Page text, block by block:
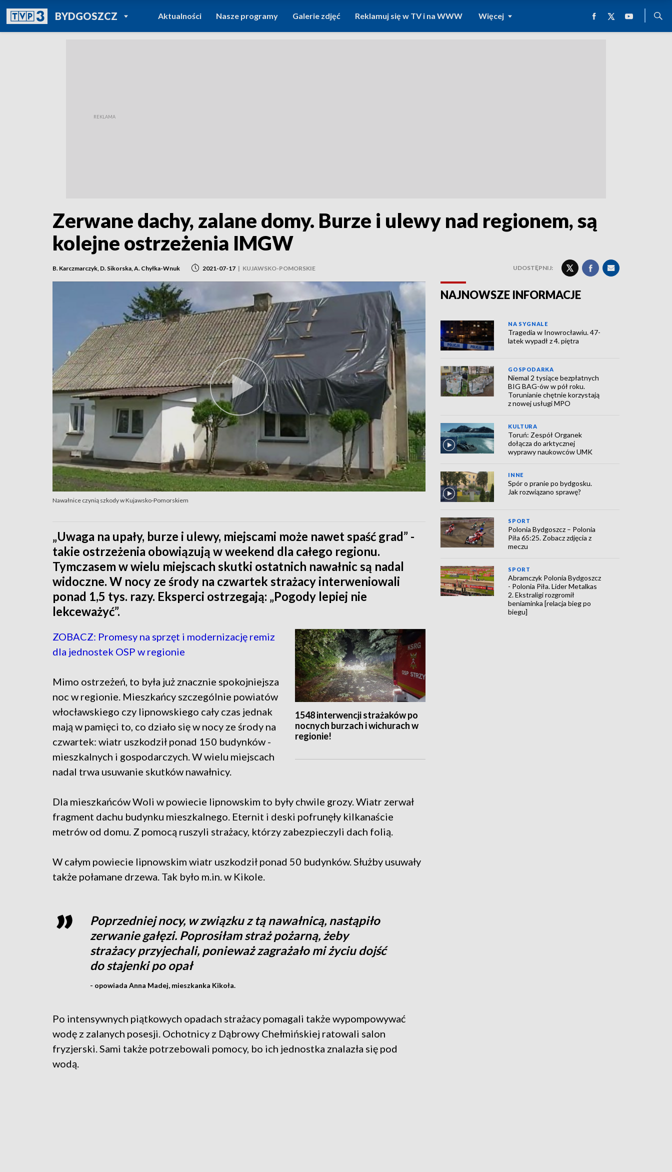
BYDGOSZCZPOWRÓT DO
TVP REGIONY
Aktualności Nasze programy Galerie zdjęć Reklamuj się w TV i na WWW Więcej
Zerwane dachy, zalane domy. Burze i ulewy nad regionem, są
kolejne ostrzeżenia IMGW
B. Karczmarczyk, D. Sikorska, A. Chyłka-Wnuk 2021-07-17 | KUJAWSKO-POMORSKIE UDOSTĘPNIJ:
Nawałnice czynią szkody w Kujawsko-Pomorskiem
„Uwaga na upały, burze i ulewy, miejscami może nawet spaść grad” -
takie ostrzeżenia obowiązują w weekend dla całego regionu.
Tymczasem w wielu miejscach skutki ostatnich nawałnic są nadal
widoczne. W nocy ze środy na czwartek strażacy interweniowali
ponad 1,5 tys. razy. Eksperci ostrzegają: „Pogody lepiej nie
lekceważyć”.
1548 interwencji strażaków po
nocnych burzach i wichurach w
regionie!
ZOBACZ: Promesy na sprzęt i modernizację remiz
dla jednostek OSP w regionie
Mimo ostrzeżeń, to była już znacznie spokojniejsza
noc w regionie. Mieszkańcy szczególnie powiatów
włocławskiego czy lipnowskiego cały czas jednak
mają w pamięci to, co działo się w nocy ze środy na
czwartek: wiatr uszkodził ponad 150 budynków -
mieszkalnych i gospodarczych. W wielu miejscach
nadal trwa usuwanie skutków nawałnicy.
Dla mieszkańców Woli w powiecie lipnowskim to były chwile grozy. Wiatr zerwał
fragment dachu budynku mieszkalnego. Eternit i deski pofrunęły kilkanaście
metrów od domu. Z pomocą ruszyli strażacy, którzy zabezpieczyli dach folią.
W całym powiecie lipnowskim wiatr uszkodził ponad 50 budynków. Służby usuwały
także połamane drzewa. Tak było m.in. w Kikole.
Poprzedniej nocy, w związku z tą nawałnicą, nastąpiło
zerwanie gałęzi. Poprosiłam straż pożarną, żeby
strażacy przyjechali, ponieważ zagrażało mi życiu dojść
do stajenki po opał
- opowiada Anna Madej, mieszkanka Kikoła.
Po intensywnych piątkowych opadach strażacy pomagali także wypompowywać
wodę z zalanych posesji. Ochotnicy z Dąbrowy Chełmińskiej ratowali salon
fryzjerski. Sami także potrzebowali pomocy, bo ich jednostka znalazła się pod
wodą.
NAJNOWSZE INFORMACJE
NA SYGNALE
Tragedia w Inowrocławiu. 47-
latek wypadł z 4. piętra
GOSPODARKA
Niemal 2 tysiące bezpłatnych
BIG BAG-ów w pół roku.
Torunianie chętnie korzystają
z nowej usługi MPO
KULTURA
Toruń: Zespół Organek
dołącza do arktycznej
wyprawy naukowców UMK
INNE
Spór o pranie po bydgosku.
Jak rozwiązano sprawę?
SPORT
Polonia Bydgoszcz – Polonia
Piła 65:25. Zobacz zdjęcia z
meczu
SPORT
Abramczyk Polonia Bydgoszcz
- Polonia Piła. Lider Metalkas
2. Ekstraligi rozgromił
beniaminka [relacja bieg po
biegu]